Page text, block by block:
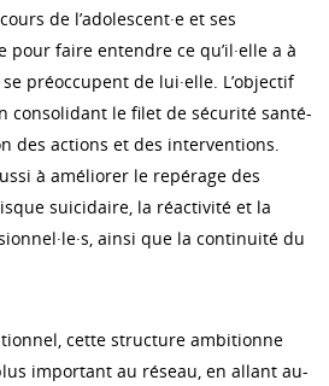
de l’adolescent·e et ses
pour faire entendre ce qu’il·elle a à
préoccupent de lui·elle. L’objectif
consolidant le filet de sécurité santé-
des actions et des interventions.
à améliorer le repérage des
suicidaire, la réactivité et la
ainsi que la continuité du
cette structure ambitionne
important au réseau, en allant au-